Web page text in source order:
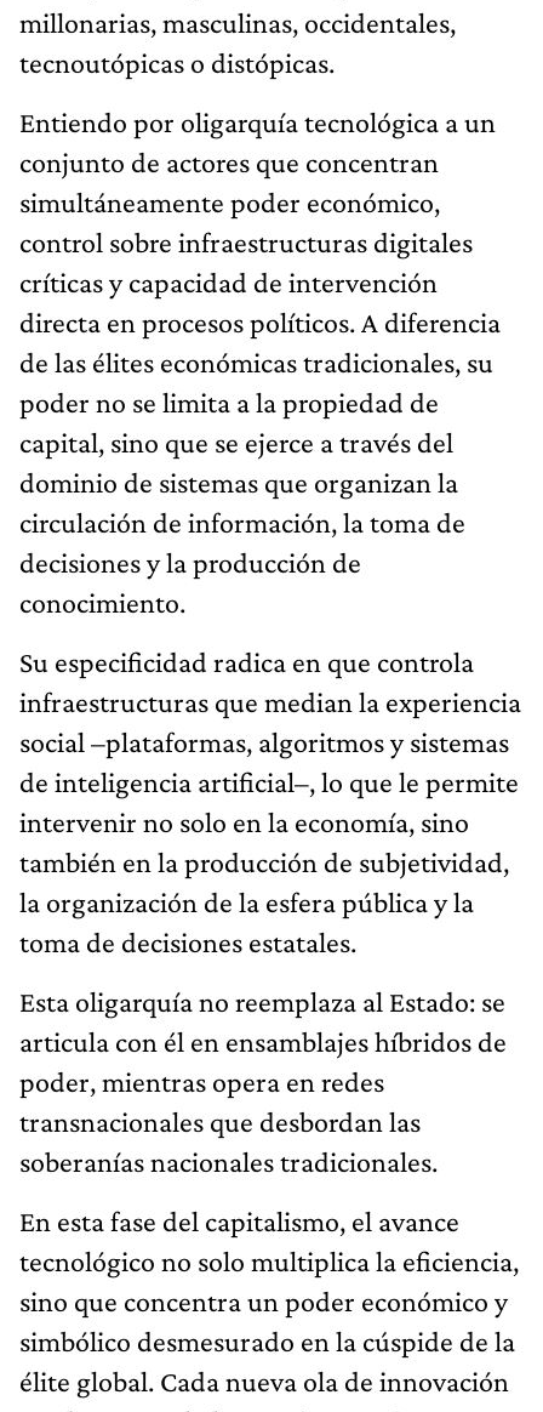
millonarias, masculinas, occidentales,
tecnoutópicas o distópicas.
Entiendo por oligarquía tecnológica a un
conjunto de actores que concentran
simultáneamente poder económico,
control sobre infraestructuras digitales
críticas y capacidad de intervención
directa en procesos políticos. A diferencia
de las élites económicas tradicionales, su
poder no se limita a la propiedad de
capital, sino que se ejerce a través del
dominio de sistemas que organizan la
circulación de información, la toma de
decisiones y la producción de
conocimiento.
Su especificidad radica en que controla
infraestructuras que median la experiencia
social –plataformas, algoritmos y sistemas
de inteligencia artificial–, lo que le permite
interve­nir no solo en la economía, sino
también en la producción de subjetividad,
la organización de la esfera pública y la
toma de decisiones estatales.
Esta oligarquía no reemplaza al Estado: se
articula con él en ensamblajes híbridos de
poder, mientras opera en redes
transnacionales que desbordan las
soberanías nacio­nales tradicionales.
En esta fase del capitalismo, el avance
tecnológico no solo multiplica la eficiencia,
sino que concentra un poder económico y
simbólico desmesurado en la cúspide de la
élite global. Cada nueva ola de innovación